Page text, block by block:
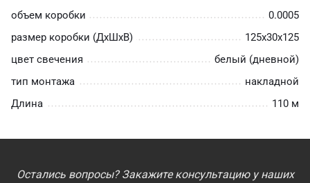
объем коробки
0.0005
размер коробки (ДхШхВ)
125х30х125
цвет свечения
белый (дневной)
тип монтажа
накладной
Длина
110 м
Остались вопросы? Закажите консультацию у наших